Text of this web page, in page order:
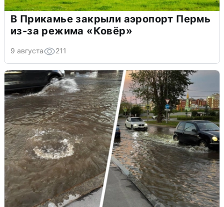
В Прикамье закрыли аэропорт Пермь
из-за режима «Ковёр»
9 августа 211